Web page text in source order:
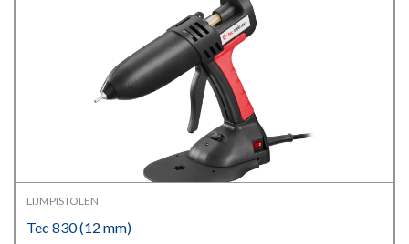
LIJMPISTOLEN
Tec 830 (12 mm)